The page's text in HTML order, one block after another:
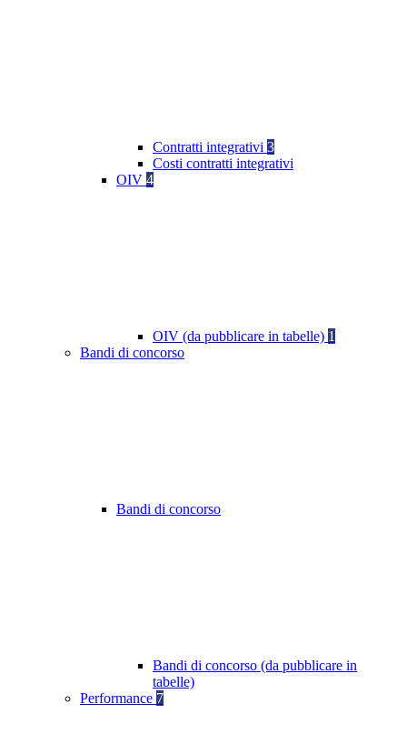
Contratti integrativi 3
Costi contratti integrativi
OIV 4
OIV (da pubblicare in tabelle) 1
Bandi di concorso
Bandi di concorso
Bandi di concorso (da pubblicare in
tabelle)
Performance 7